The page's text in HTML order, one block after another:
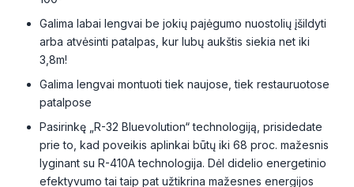
Galima labai lengvai be jokių pajėgumo nuostolių įšildyti
arba atvėsinti patalpas, kur lubų aukštis siekia net iki
3,8m!
Galima lengvai montuoti tiek naujose, tiek restauruotose
patalpose
Pasirinkę „R-32 Bluevolution“ technologiją, prisidedate
prie to, kad poveikis aplinkai būtų iki 68 proc. mažesnis
lyginant su R-410A technologija. Dėl didelio energetinio
efektyvumo tai taip pat užtikrina mažesnes energijos